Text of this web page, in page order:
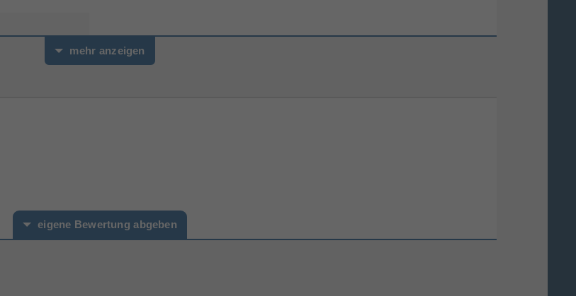
mehr anzeigen
eigene Bewertung abgeben